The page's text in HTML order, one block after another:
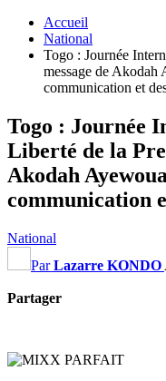
Accueil
National
Togo : Journée
message de Akodah
communication et
Togo : Journée
Liberté de la
Akodah
communication
National
ParLazarre KONDO
Partager